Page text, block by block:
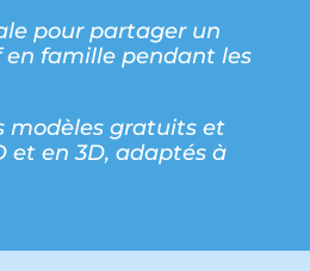
pour partager un
famille pendant les
modèles gratuits et
et en 3D, adaptés à